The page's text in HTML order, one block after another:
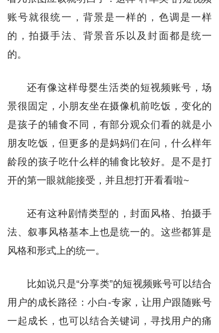
账号就很统一，背景是一样的，色调是一样
的，拍摄手法、背景音乐以及封面都是统一
的。
还有像这样母婴生活类的短视频账号，场
景很固定，小朋友坐在摄像机前吃饭，变化的
是孩子的辅食不同，有部分观众们看的就是小
朋友吃饭，但更多的是妈妈们在问，什么样年
龄段的孩子吃什么样的辅食比较好。是不是打
开的第一眼就能接受，并且想打开看看啦~
还有这种剧情类型的，封面风格、拍摄手
法、叙事风格基本上也是统一的。这些都算是
风格和形式上的统一。
比如说只是“分享类”的短视频账号可以结合
用户的成长路径：小白-专家，让用户跟随账号
一起成长，也可以结合关键词，寻找用户的痛